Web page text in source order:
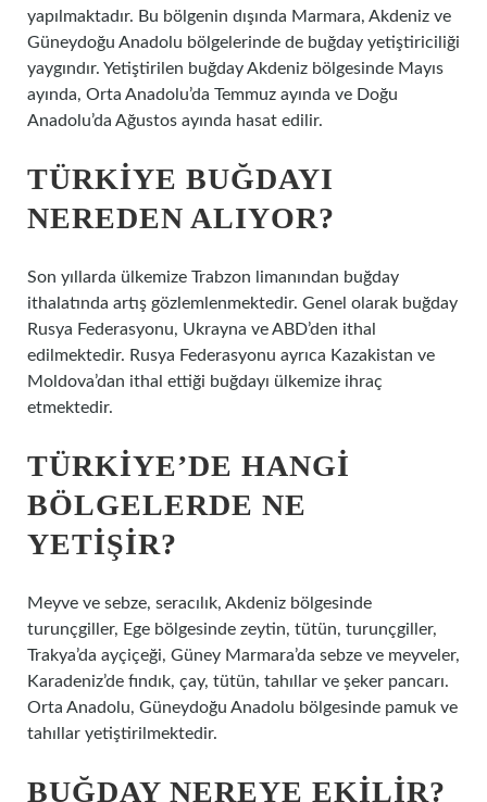
yapılmaktadır. Bu bölgenin dışında Marmara, Akdeniz ve
Güneydoğu Anadolu bölgelerinde de buğday yetiştiriciliği
yaygındır. Yetiştirilen buğday Akdeniz bölgesinde Mayıs
ayında, Orta Anadolu’da Temmuz ayında ve Doğu
Anadolu’da Ağustos ayında hasat edilir.
TÜRKIYE BUĞDAYI
NEREDEN ALIYOR?
Son yıllarda ülkemize Trabzon limanından buğday
ithalatında artış gözlemlenmektedir. Genel olarak buğday
Rusya Federasyonu, Ukrayna ve ABD’den ithal
edilmektedir. Rusya Federasyonu ayrıca Kazakistan ve
Moldova’dan ithal ettiği buğdayı ülkemize ihraç
etmektedir.
TÜRKIYE’DE HANGI
BÖLGELERDE NE
YETIŞIR?
Meyve ve sebze, seracılık, Akdeniz bölgesinde
turunçgiller, Ege bölgesinde zeytin, tütün, turunçgiller,
Trakya’da ayçiçeği, Güney Marmara’da sebze ve meyveler,
Karadeniz’de fındık, çay, tütün, tahıllar ve şeker pancarı.
Orta Anadolu, Güneydoğu Anadolu bölgesinde pamuk ve
tahıllar yetiştirilmektedir.
BUĞDAY NEREYE EKILIR?